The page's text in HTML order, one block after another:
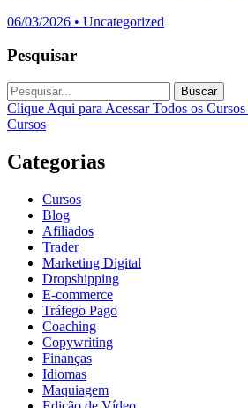
06/03/2026 • Uncategorized
Pesquisar
Buscar
Clique Aqui para Acessar Todos os Cursos
Cursos
Categorias
Cursos
Blog
Afiliados
Trader
Marketing Digital
Dropshipping
E-commerce
Tráfego Pago
Coaching
Copywriting
Finanças
Idiomas
Maquiagem